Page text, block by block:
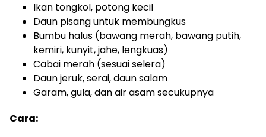
Ikan tongkol, potong kecil
Daun pisang untuk membungkus
Bumbu halus (bawang merah, bawang putih,
kemiri, kunyit, jahe, lengkuas)
Cabai merah (sesuai selera)
Daun jeruk, serai, daun salam
Garam, gula, dan air asam secukupnya
Cara: